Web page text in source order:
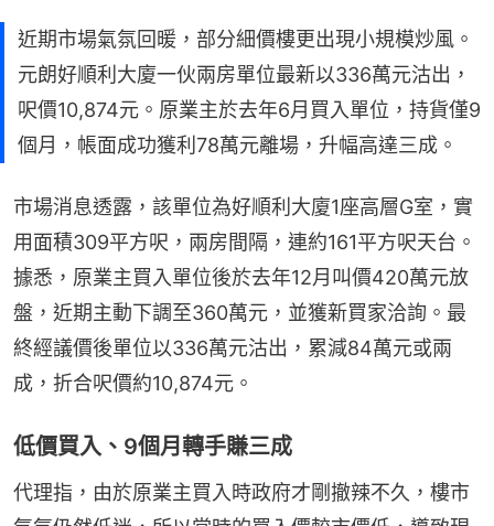
近期市場氣氛回暖，部分細價樓更出現小規模炒風。
元朗好順利大廈一伙兩房單位最新以336萬元沽出，
呎價10,874元。原業主於去年6月買入單位，持貨僅9
個月，帳面成功獲利78萬元離場，升幅高達三成。
市場消息透露，該單位為好順利大廈1座高層G室，實
用面積309平方呎，兩房間隔，連約161平方呎天台。
據悉，原業主買入單位後於去年12月叫價420萬元放
盤，近期主動下調至360萬元，並獲新買家洽詢。最
終經議價後單位以336萬元沽出，累減84萬元或兩
成，折合呎價約10,874元。
低價買入、9個月轉手賺三成
代理指，由於原業主買入時政府才剛撤辣不久，樓市